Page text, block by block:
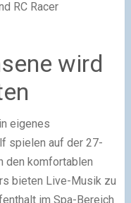
RC Racer
wird
eigenes
spielen auf der 27-
den komfortablen
bieten Live-Musik zu
im Spa-Bereich